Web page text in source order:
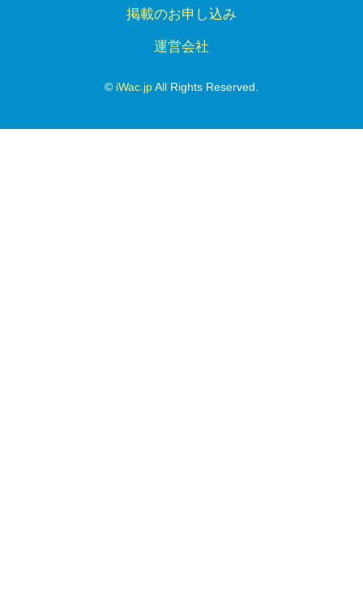
掲載のお申し込み
運営会社
© iWac.jpAll Rights Reserved.